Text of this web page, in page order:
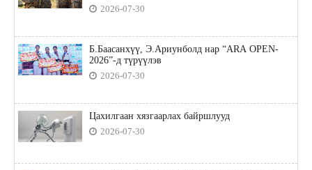
2026-07-30
Б.Баасанхүү, Э.Ариунболд нар “ARA OPEN-
2026”-д түрүүлэв
2026-07-30
Цахилгаан хязгаарлах байршлууд
2026-07-30